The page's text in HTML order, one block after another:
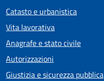
Catasto e urbanistica
Vita lavorativa
Anagrafe e stato civile
Autorizzazioni
Giustizia e sicurezza pubblica